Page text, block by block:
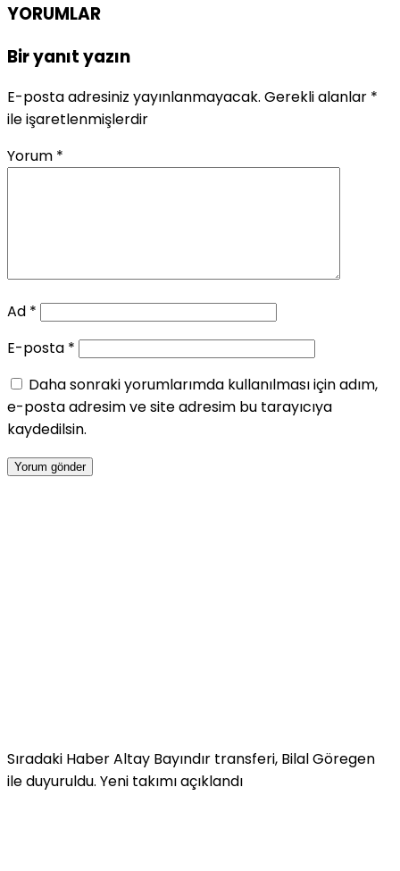
YORUMLAR
Bir yanıt yazın
E-posta adresiniz yayınlanmayacak. Gerekli alanlar *
ile işaretlenmişlerdir
Yorum *
Ad *
E-posta *
Daha sonraki yorumlarımda kullanılması için adım,
e-posta adresim ve site adresim bu tarayıcıya
kaydedilsin.
Sıradaki HaberAltay Bayındır transferi, Bilal Göregen
ile duyuruldu. Yeni takımı açıklandı